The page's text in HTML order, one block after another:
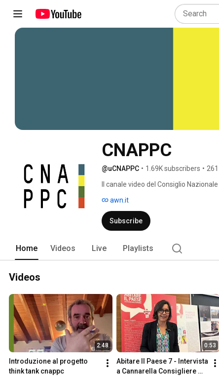
CNAPPC
@uCNAPPC • 1.69K subscribers •
Il canale video del Consiglio
awn.it
Subscribe
Home Videos Live Playlists
Videos
2:48
Introduzione al progetto
think tank cnappc
0:53
Abitare Il Paese 7 - Intervista
a Cannarella Consigliere